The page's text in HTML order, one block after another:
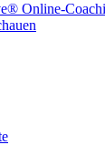
Online-